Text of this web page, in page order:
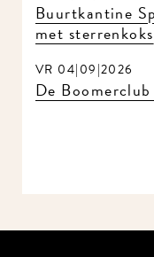
Buurtkantine
met sterrenkoks
VR 04|09|2026
De